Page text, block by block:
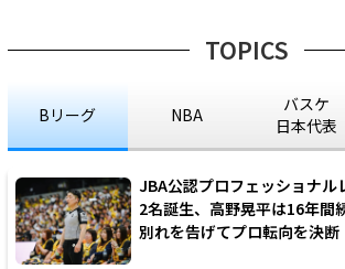
TOPICS
Bリーグ NBA
バスケ
日本代表
JBA公認プロフェッショナル
2名誕生、高野晃平は16年間
別れを告げてプロ転向を決断